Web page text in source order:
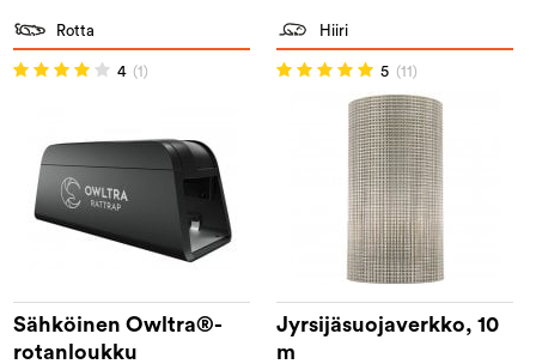
Rotta
4 (1)
Sähköinen Owltra®-
rotanloukku
Hiiri
5 (11)
Jyrsijäsuojaverkko, 10
m